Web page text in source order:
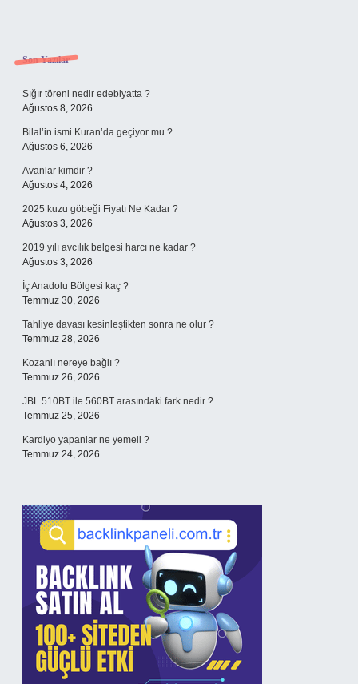
Sidebar
Son Yazılar
Sığır töreni nedir edebiyatta ?
Ağustos 8, 2026
Bilal’in ismi Kuran’da geçiyor mu ?
Ağustos 6, 2026
Avanlar kimdir ?
Ağustos 4, 2026
2025 kuzu göbeği Fiyatı Ne Kadar ?
Ağustos 3, 2026
2019 yılı avcılık belgesi harcı ne kadar ?
Ağustos 3, 2026
İç Anadolu Bölgesi kaç ?
Temmuz 30, 2026
Tahliye davası kesinleştikten sonra ne olur ?
Temmuz 28, 2026
Kozanlı nereye bağlı ?
Temmuz 26, 2026
JBL 510BT ile 560BT arasındaki fark nedir ?
Temmuz 25, 2026
Kardiyo yapanlar ne yemeli ?
Temmuz 24, 2026